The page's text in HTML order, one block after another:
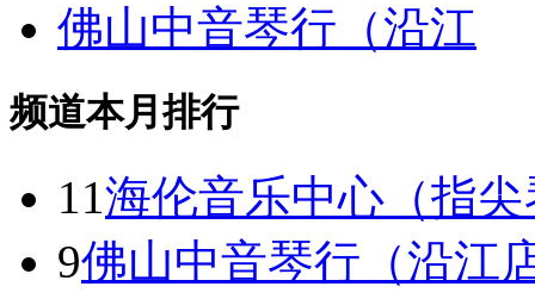
佛山中音琴行（沿江
频道本月排行
11海伦音乐中心（指
9佛山中音琴行（沿江